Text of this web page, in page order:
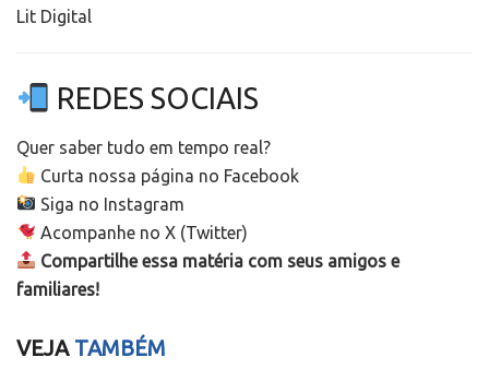
Lit Digital
REDES SOCIAIS
Quer saber tudo em tempo real?
Curta nossa página no Facebook
Siga no Instagram
Acompanhe no X (Twitter)
Compartilhe essa matéria com seus amigos e
familiares!
VEJATAMBÉM